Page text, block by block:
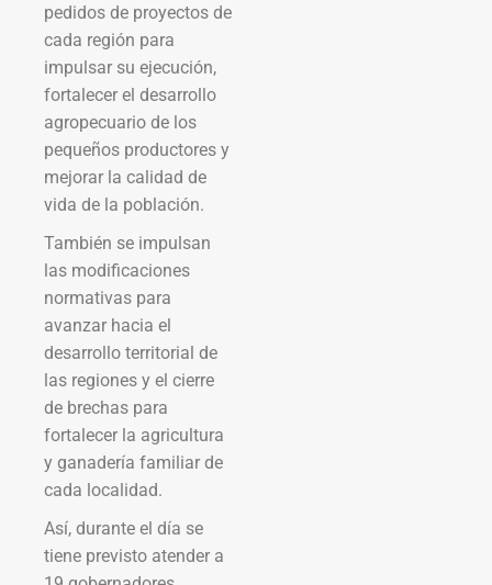
pedidos de proyectos de
cada región para
impulsar su ejecución,
fortalecer el desarrollo
agropecuario de los
pequeños productores y
mejorar la calidad de
vida de la población.
También se impulsan
las modificaciones
normativas para
avanzar hacia el
desarrollo territorial de
las regiones y el cierre
de brechas para
fortalecer la agricultura
y ganadería familiar de
cada localidad.
Así, durante el día se
tiene previsto atender a